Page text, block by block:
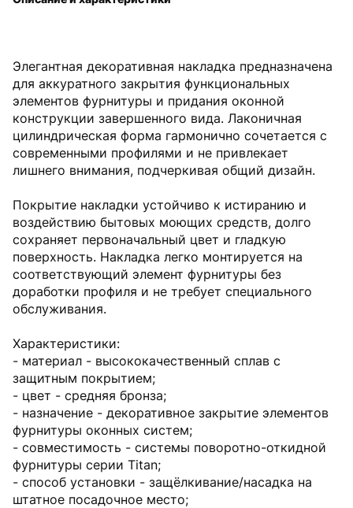
Элегантная декоративная накладка предназначена
для аккуратного закрытия функциональных
элементов фурнитуры и придания оконной
конструкции завершенного вида. Лаконичная
цилиндрическая форма гармонично сочетается с
современными профилями и не привлекает
лишнего внимания, подчеркивая общий дизайн.
Покрытие накладки устойчиво к истиранию и
воздействию бытовых моющих средств, долго
сохраняет первоначальный цвет и гладкую
поверхность. Накладка легко монтируется на
соответствующий элемент фурнитуры без
доработки профиля и не требует специального
обслуживания.
Характеристики:
- материал - высококачественный сплав с
защитным покрытием;
- цвет - средняя бронза;
- назначение - декоративное закрытие элементов
фурнитуры оконных систем;
- совместимость - системы поворотно-откидной
фурнитуры серии Titan;
- способ установки - защёлкивание/насадка на
штатное посадочное место;